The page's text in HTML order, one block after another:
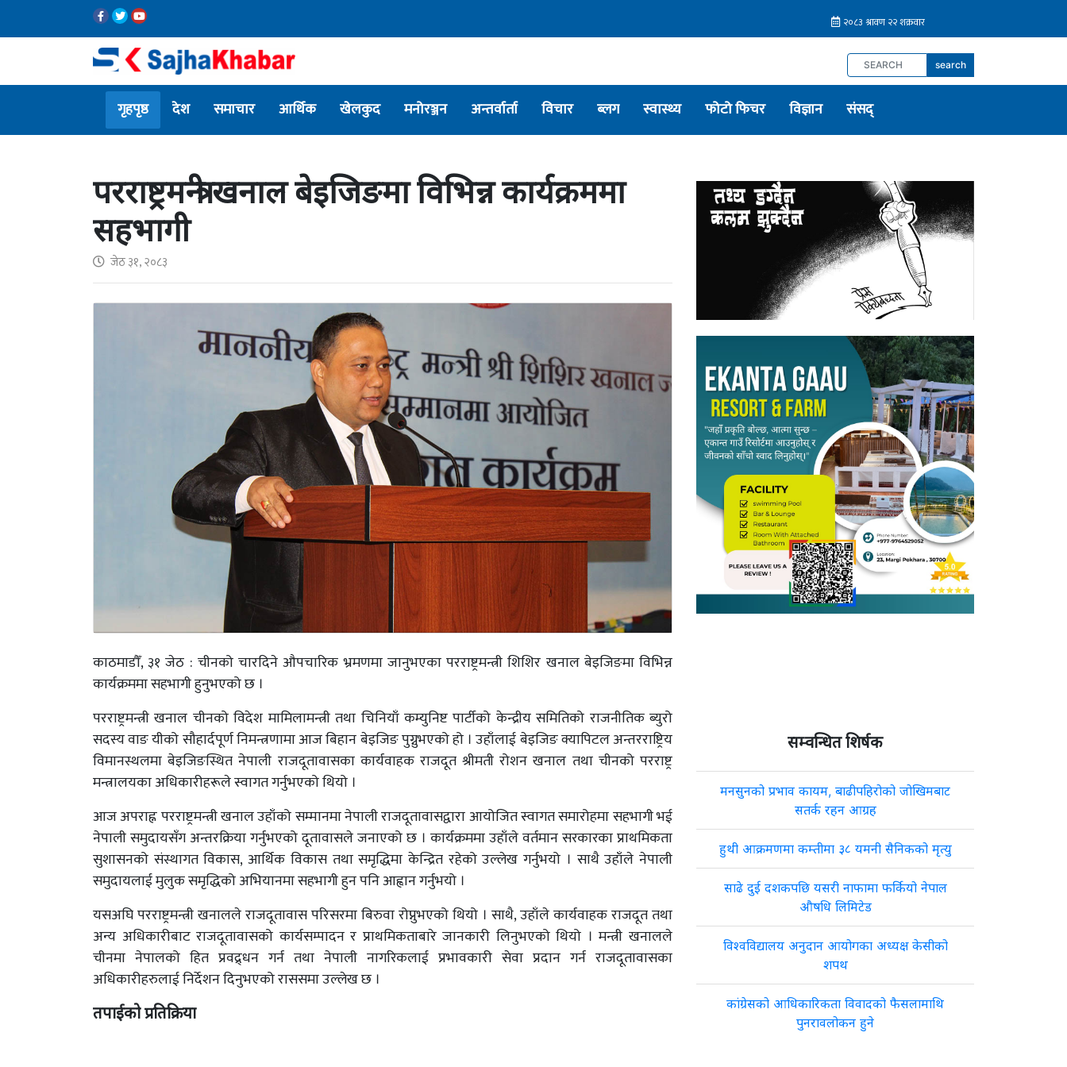
search
गृहपृष्ठ देश समाचार आर्थिक खेलकुद मनोरञ्जन अन्तर्वार्ता विचार ब्लग स्वास्थ्य फोटो फिचर विज्ञान संसद्
परराष्ट्रमन्त्री खनाल बेइजिङमा विभिन्न कार्यक्रममा
सहभागी
जेठ ३१, २०८३
काठमाडौँ, ३१ जेठ : चीनको चारदिने औपचारिक भ्रमणमा जानुभएका परराष्ट्रमन्त्री शिशिर खनाल बेइजिङमा विभिन्न
कार्यक्रममा सहभागी हुनुभएको छ ।
परराष्ट्रमन्त्री खनाल चीनको विदेश मामिलामन्त्री तथा चिनियाँ कम्युनिष्ट पार्टीको केन्द्रीय समितिको राजनीतिक ब्युरो
सदस्य वाङ यीको सौहार्दपूर्ण निमन्त्रणामा आज बिहान बेइजिङ पुग्नुभएको हो । उहाँलाई बेइजिङ क्यापिटल अन्तरराष्ट्रिय
विमानस्थलमा बेइजिङस्थित नेपाली राजदूतावासका कार्यवाहक राजदूत श्रीमती रोशन खनाल तथा चीनको परराष्ट्र
मन्त्रालयका अधिकारीहरूले स्वागत गर्नुभएको थियो ।
आज अपराह्न परराष्ट्रमन्त्री खनाल उहाँको सम्मानमा नेपाली राजदूतावासद्वारा आयोजित स्वागत समारोहमा सहभागी भई
नेपाली समुदायसँग अन्तरक्रिया गर्नुभएको दूतावासले जनाएको छ । कार्यक्रममा उहाँले वर्तमान सरकारका प्राथमिकता
सुशासनको संस्थागत विकास, आर्थिक विकास तथा समृद्धिमा केन्द्रित रहेको उल्लेख गर्नुभयो । साथै उहाँले नेपाली
समुदायलाई मुलुक समृद्धिको अभियानमा सहभागी हुन पनि आह्वान गर्नुभयो ।
यसअघि परराष्ट्रमन्त्री खनालले राजदूतावास परिसरमा बिरुवा रोप्नुभएको थियो । साथै, उहाँले कार्यवाहक राजदूत तथा
अन्य अधिकारीबाट राजदूतावासको कार्यसम्पादन र प्राथमिकताबारे जानकारी लिनुभएको थियो । मन्त्री खनालले
चीनमा नेपालको हित प्रवद्र्धन गर्न तथा नेपाली नागरिकलाई प्रभावकारी सेवा प्रदान गर्न राजदूतावासका
अधिकारीहरुलाई निर्देशन दिनुभएको राससमा उल्लेख छ ।
तपाईको प्रतिक्रिया
सम्वन्धित शिर्षक
मनसुनको प्रभाव कायम, बाढीपहिरोको जोखिमबाट
सतर्क रहन आग्रह
हुथी आक्रमणमा कम्तीमा ३८ यमनी सैनिकको मृत्यु
साढे दुई दशकपछि यसरी नाफामा फर्कियो नेपाल
औषधि लिमिटेड
विश्वविद्यालय अनुदान आयोगका अध्यक्ष केसीको
शपथ
कांग्रेसको आधिकारिकता विवादको फैसलामाथि
पुनरावलोकन हुने